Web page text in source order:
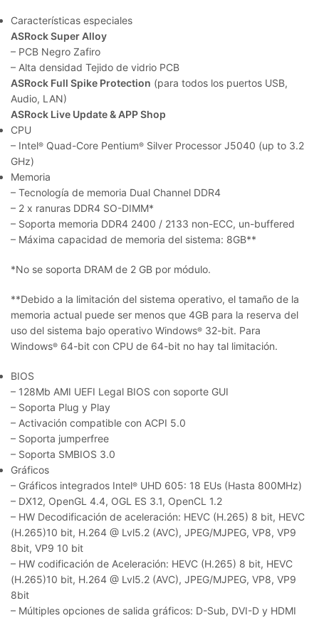
Características especiales
ASRock Super Alloy
– PCB Negro Zafiro
– Alta densidad Tejido de vidrio PCB
ASRock Full Spike Protection (para todos los puertos USB,
Audio, LAN)
ASRock Live Update & APP Shop
CPU
– Intel® Quad-Core Pentium® Silver Processor J5040 (up to 3.2
GHz)
Memoria
– Tecnología de memoria Dual Channel DDR4
– 2 x ranuras DDR4 SO-DIMM*
– Soporta memoria DDR4 2400 / 2133 non-ECC, un-buffered
– Máxima capacidad de memoria del sistema: 8GB**
*No se soporta DRAM de 2 GB por módulo.
**Debido a la limitación del sistema operativo, el tamaño de la
memoria actual puede ser menos que 4GB para la reserva del
uso del sistema bajo operativo Windows® 32-bit. Para
Windows® 64-bit con CPU de 64-bit no hay tal limitación.
BIOS
– 128Mb AMI UEFI Legal BIOS con soporte GUI
– Soporta Plug y Play
– Activación compatible con ACPI 5.0
– Soporta jumperfree
– Soporta SMBIOS 3.0
Gráficos
– Gráficos integrados Intel® UHD 605: 18 EUs (Hasta 800MHz)
– DX12, OpenGL 4.4, OGL ES 3.1, OpenCL 1.2
– HW Decodificación de aceleración: HEVC (H.265) 8 bit, HEVC
(H.265)10 bit, H.264 @ Lvl5.2 (AVC), JPEG/MJPEG, VP8, VP9
8bit, VP9 10 bit
– HW codificación de Aceleración: HEVC (H.265) 8 bit, HEVC
(H.265)10 bit, H.264 @ Lvl5.2 (AVC), JPEG/MJPEG, VP8, VP9
8bit
– Múltiples opciones de salida gráficos: D-Sub, DVI-D y HDMI